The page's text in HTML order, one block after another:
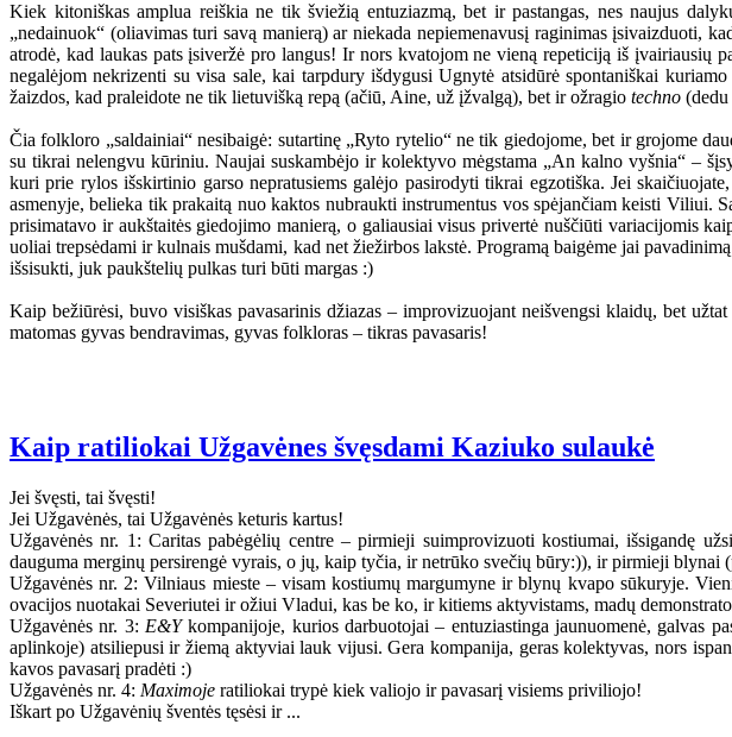
Kiek kitoniškas amplua reiškia ne tik šviežią entuziazmą, bet ir pastangas, nes naujus
„nedainuok“ (oliavimas turi savą manierą) ar niekada nepiemenavusį raginimas
atrodė, kad laukas pats įsiveržė pro langus! Ir nors kvatojom ne vieną repeticiją iš
negalėjom nekrizenti su visa sale, kai tarpdury išdygusi Ugnytė atsidūrė spontaniškai
žaizdos, kad praleidote ne tik lietuvišką repą (ačiū, Aine, už įžvalgą), bet ir ožragio techno
Čia folkloro „saldainiai“ nesibaigė: sutartinę „Ryto rytelio“ ne tik giedojome, bet ir grojome
su tikrai nelengvu kūriniu. Naujai suskambėjo ir kolektyvo mėgstama „An kalno vyšnia“ –
kuri prie rylos išskirtinio garso nepratusiems galėjo pasirodyti tikrai egzotiška. Jei
asmenyje, belieka tik prakaitą nuo kaktos nubraukti instrumentus vos spėjančiam keisti Viliui.
prisimatavo ir aukštaitės giedojimo manierą, o galiausiai visus privertė nuščiūti variacijomis
uoliai trepsėdami ir kulnais mušdami, kad net žiežirbos lakstė. Programą baigėme jai
išsisukti, juk paukštelių pulkas turi būti margas :)
Kaip bežiūrėsi, buvo visiškas pavasarinis džiazas – improvizuojant neišvengsi klaidų, bet
matomas gyvas bendravimas, gyvas folkloras – tikras pavasaris!
Kaip ratiliokai Užgavėnes švęsdami Kaziuko sulaukė
Jei švęsti, tai švęsti!
Jei Užgavėnės, tai Užgavėnės keturis kartus!
Užgavėnės nr. 1: Caritas pabėgėlių centre – pirmieji suimprovizuoti kostiumai, išsigandę
dauguma merginų persirengė vyrais, o jų, kaip tyčia, ir netrūko svečių būry:)), ir pirmieji
Užgavėnės nr. 2: Vilniaus mieste – visam kostiumų margumyne ir blynų kvapo sūkuryje.
ovacijos nuotakai Severiutei ir ožiui Vladui, kas be ko, ir kitiems aktyvistams, madų
Užgavėnės nr. 3: E&Ykompanijoje, kurios darbuotojai – entuziastinga jaunuomenė, galvas
aplinkoje) atsiliepusi ir žiemą aktyviai lauk vijusi. Gera kompanija, geras kolektyvas, nors
kavos pavasarį pradėti :)
Užgavėnės nr. 4: Maximoje ratiliokai trypė kiek valiojo ir pavasarį visiems priviliojo!
Iškart po Užgavėnių šventės tęsėsi ir ...